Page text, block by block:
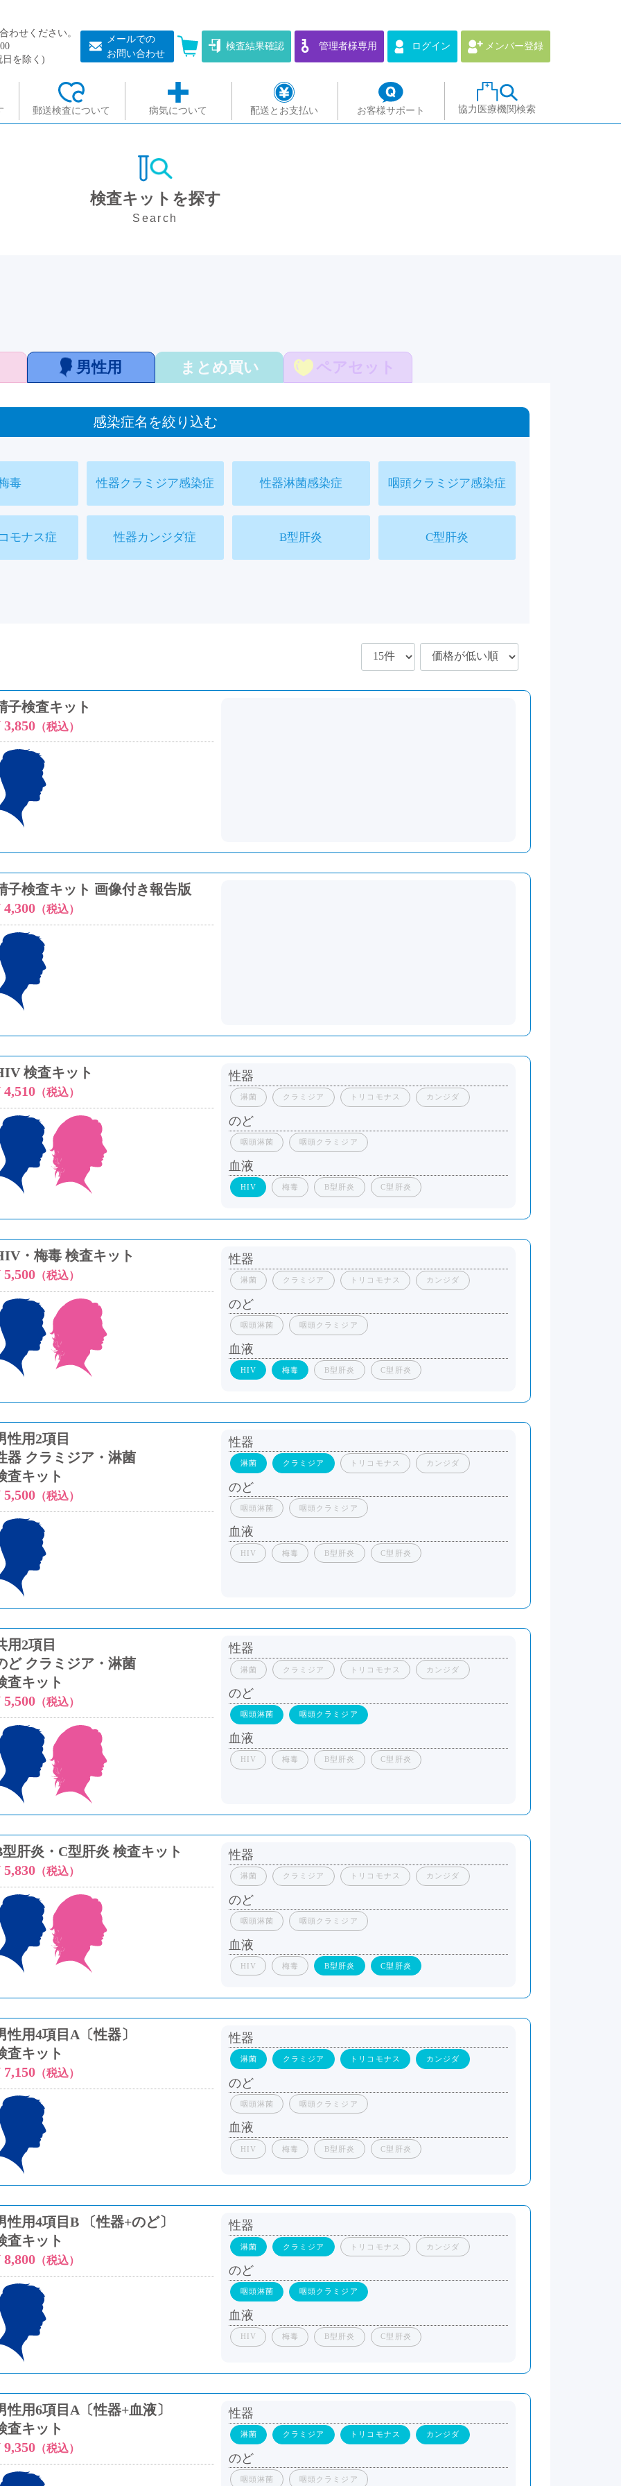
わせください。
を除く)
メールでの
お問い合わせ
検査結果確認 管理者様専用 ログイン メンバー登録
郵送検査について 病気について 配送とお支払い お客様サポート 協力医療機関検索
検査キットを探す
Search
男性用 まとめ買い ペアセット
感染症名を絞り込む
毒 性器クラミジア感染症 性器淋菌感染症 咽頭クラミジア感染症
モナス症 性器カンジダ症 B型肝炎 C型肝炎
子検査キット
3,850（税込）
子検査キット 画像付き報告版
4,300（税込）
検査キット
4,510（税込）
性器
淋菌 クラミジア トリコモナス カンジダ
のど
咽頭淋菌 咽頭クラミジア
血液
HIV 梅毒 B型肝炎 C型肝炎
・梅毒 検査キット
5,500（税込）
性器
淋菌 クラミジア トリコモナス カンジダ
のど
咽頭淋菌 咽頭クラミジア
血液
HIV 梅毒 B型肝炎 C型肝炎
性用2項目
器 クラミジア・淋菌
査キット
5,500（税込）
性器
淋菌 クラミジア トリコモナス カンジダ
のど
咽頭淋菌 咽頭クラミジア
血液
HIV 梅毒 B型肝炎 C型肝炎
用2項目
ど クラミジア・淋菌
査キット
5,500（税込）
性器
淋菌 クラミジア トリコモナス カンジダ
のど
咽頭淋菌 咽頭クラミジア
血液
HIV 梅毒 B型肝炎 C型肝炎
型肝炎・C型肝炎 検査キット
5,830（税込）
性器
淋菌 クラミジア トリコモナス カンジダ
のど
咽頭淋菌 咽頭クラミジア
血液
HIV 梅毒 B型肝炎 C型肝炎
性用4項目A〔性器〕
査キット
7,150（税込）
性器
淋菌 クラミジア トリコモナス カンジダ
のど
咽頭淋菌 咽頭クラミジア
血液
HIV 梅毒 B型肝炎 C型肝炎
性用4項目B 〔性器+のど〕
査キット
8,800（税込）
性器
淋菌 クラミジア トリコモナス カンジダ
のど
咽頭淋菌 咽頭クラミジア
血液
HIV 梅毒 B型肝炎 C型肝炎
性用6項目A〔性器+血液〕
査キット
9,350（税込）
性器
淋菌 クラミジア トリコモナス カンジダ
のど
咽頭淋菌 咽頭クラミジア